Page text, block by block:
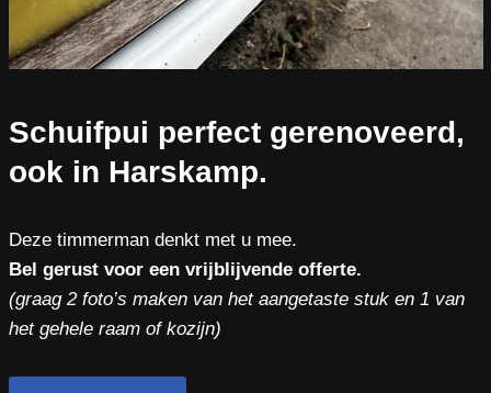
Schuifpui perfect gerenoveerd,
ook in Harskamp.
Deze timmerman denkt met u mee.
Bel gerust voor een vrijblijvende offerte.
(graag 2 foto’s maken van het aangetaste stuk en 1 van
het gehele raam of kozijn)